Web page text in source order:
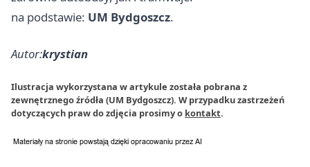
na podstawie: UM Bydgoszcz.
Autor:krystian
Ilustracja wykorzystana w artykule została pobrana z
zewnętrznego źródła (UM Bydgoszcz). W przypadku zastrzeżeń
dotyczących praw do zdjęcia prosimy o kontakt.